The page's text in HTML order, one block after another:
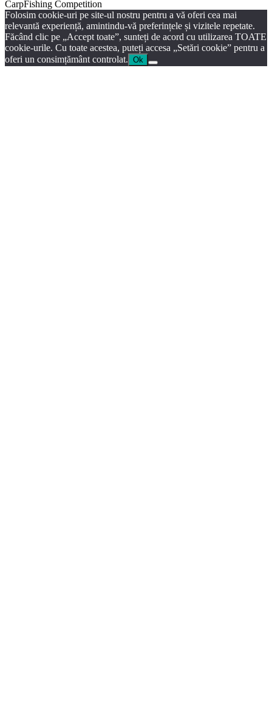
CarpFishing Competition
Folosim cookie-uri pe site-ul nostru pentru a vă oferi cea mai
relevantă experiență, amintindu-vă preferințele și vizitele repetate.
Făcând clic pe „Accept toate”, sunteți de acord cu utilizarea TOATE
cookie-urile. Cu toate acestea, puteți accesa „Setări cookie” pentru a
oferi un consimțământ controlat. Ok